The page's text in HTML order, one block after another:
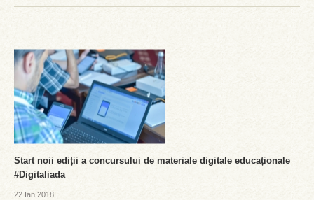
Start noii ediții a concursului de materiale digitale educaționale
#Digitaliada
22 Ian 2018